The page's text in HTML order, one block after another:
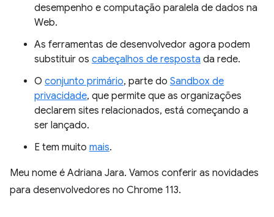
desempenho e computação paralela de dados na
Web.
As ferramentas de desenvolvedor agora podem
substituir os cabeçalhos de resposta da rede.
O conjunto primário, parte do Sandbox de
privacidade, que permite que as organizações
declarem sites relacionados, está começando a
ser lançado.
E tem muito mais.
Meu nome é Adriana Jara. Vamos conferir as novidades
para desenvolvedores no Chrome 113.